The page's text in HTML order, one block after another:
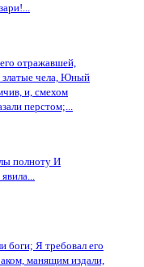
отражавшей,
златые чела, Юный
и, смехом
перстом;...
полноту И
боги; Я требовал его
манящим издали,